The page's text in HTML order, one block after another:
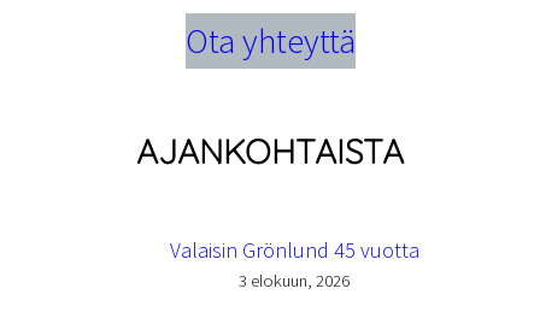
Ota yhteyttä
AJANKOHTAISTA
Valaisin Grönlund 45 vuotta
3 elokuun, 2026